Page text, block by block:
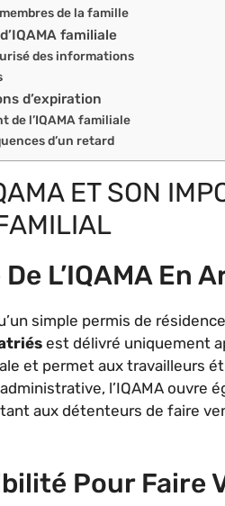
de la famille
familiale
des informations
d’expiration
de l’IQAMA familiale
d’un retard
ET SON
L’IQAMA En
simple permis de
est délivré uniquement
et permet aux travailleurs
l’IQAMA ouvre
aux détenteurs de faire
Pour Faire